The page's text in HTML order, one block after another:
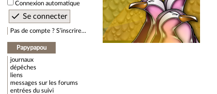
Connexion automatique
Pas de compte ? S’inscrire…
Papypapou
journaux
dépêches
liens
messages sur les forums
entrées du suivi